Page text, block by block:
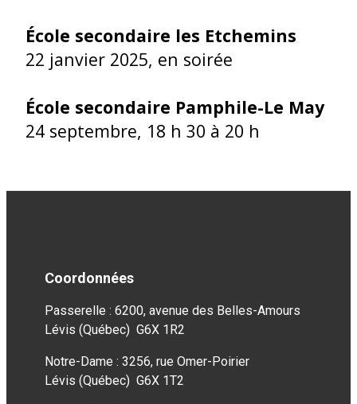
École secondaire les Etchemins
22 janvier 2025, en soirée
École secondaire Pamphile-Le May
24 septembre, 18 h 30 à 20 h
Coordonnées
Passerelle : 6200, avenue des Belles-Amours
Lévis (Québec) G6X 1R2
Notre-Dame : 3256, rue Omer-Poirier
Lévis (Québec) G6X 1T2